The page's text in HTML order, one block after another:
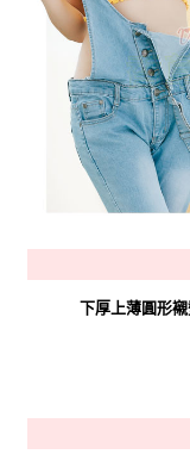
下厚上薄圓形